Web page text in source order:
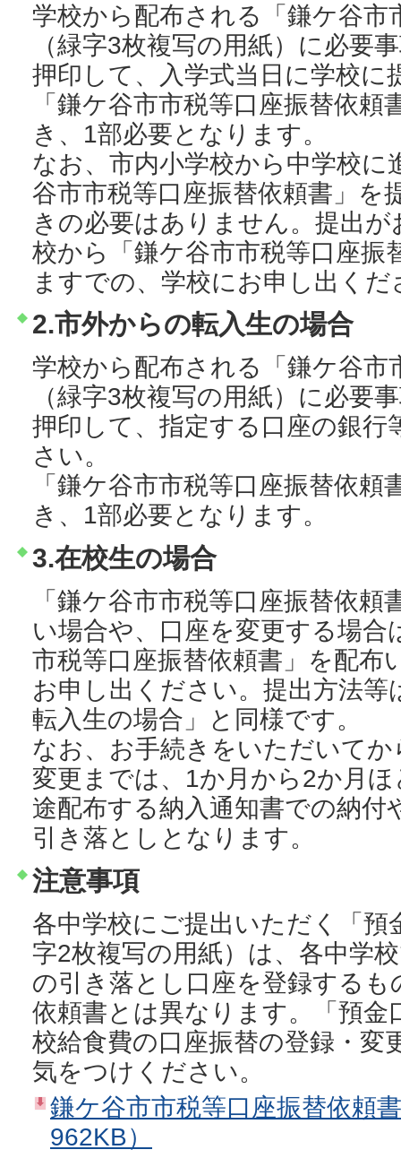
学校から配布される「鎌ケ谷市
（緑字3枚複写の用紙）に必要
押印して、入学式当日に学校に
「鎌ケ谷市市税等口座振替依
き、1部必要となります。
なお、市内小学校から中学校に
谷市市税等口座振替依頼書」を
きの必要はありません。提出
校から「鎌ケ谷市市税等口座振
ますでの、学校にお申し出くだ
2.市外からの転入生の場合
学校から配布される「鎌ケ谷市
（緑字3枚複写の用紙）に必要
押印して、指定する口座の銀行
さい。
「鎌ケ谷市市税等口座振替依
き、1部必要となります。
3.在校生の場合
「鎌ケ谷市市税等口座振替依
い場合や、口座を変更する場合
市税等口座振替依頼書」を配布
お申し出ください。提出方法
転入生の場合」と同様です。
なお、お手続きをいただいて
変更までは、1か月から2か月
途配布する納入通知書での納付
引き落としとなります。
注意事項
各中学校にご提出いただく「預
字2枚複写の用紙）は、各中学
の引き落とし口座を登録するも
依頼書とは異なります。「預金
校給食費の口座振替の登録・変
気をつけください。
鎌ケ谷市市税等口座振替依頼
962KB）